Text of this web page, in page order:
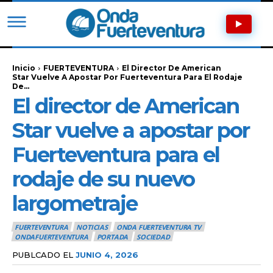
Inicio FUERTEVENTURA
El Director De American
Star Vuelve A Apostar Por Fuerteventura Para El Rodaje
De...
El director de American
Star vuelve a apostar por
Fuerteventura para el
rodaje de su nuevo
largometraje
FUERTEVENTURA NOTICIAS
ONDA FUERTEVENTURA TV
ONDAFUERTEVENTURA
PORTADA SOCIEDAD
PUBLCADO EL JUNIO 4, 2026